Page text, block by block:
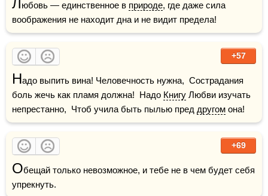
юбовь — единственное в природе, где даже сила
воображения не находит дна и не видит предела!
+57
Надо выпить вина! Человечность нужна,  Сострадания
боль жечь как пламя должна!  Надо Книгу Любви изучать
непрестанно,  Чтоб учила быть пылью пред другом она!
+69
Обещай только невозможное, и тебе не в чем будет себя
упрекнуть.